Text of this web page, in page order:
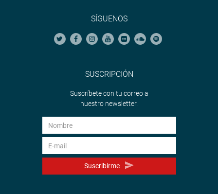
SÍGUENOS
SUSCRIPCIÓN
Suscríbete con tu correo a
nuestro newsletter.
Suscribirme